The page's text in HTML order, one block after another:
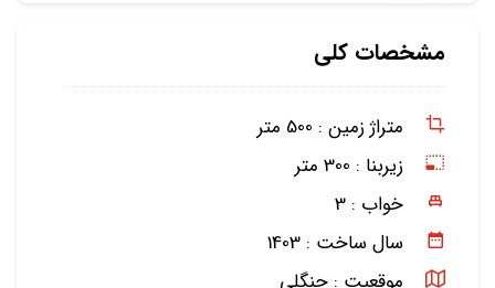
مشخصات کلی
متراژ زمین : 500 متر
زیربنا : 300 متر
خواب : 3
سال ساخت : 1403
موقعیت : جنگلی